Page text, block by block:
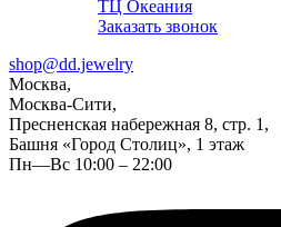
ТЦ Океания
Заказать звонок
shop@dd.jewelry
Москва,
Москва-Сити,
Пресненская набережная 8, стр. 1,
Башня «Город Столиц», 1 этаж
Пн—Вс 10:00 – 22:00